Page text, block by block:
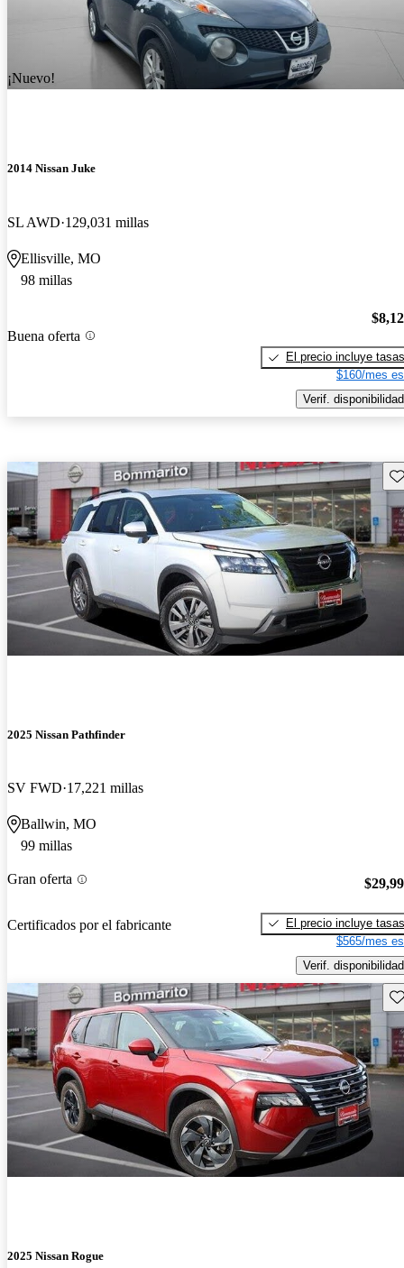
¡Nuevo!
2014 Nissan Juke
SL AWD 129,031 millas
Ellisville, MO
98 millas
Buena oferta
El precio incluye tasas
$160/mes
Verif. disponibilidad
2025 Nissan Pathfinder
SV FWD 17,221 millas
Ballwin, MO
99 millas
Gran oferta
Certificados por el fabricante
El precio incluye tasas
$565/mes
Verif. disponibilidad
2025 Nissan Rogue